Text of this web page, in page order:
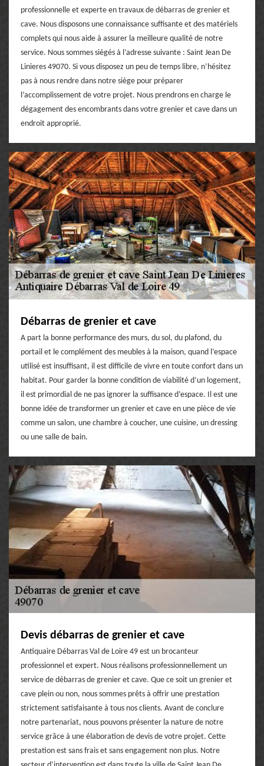
professionnelle et experte en travaux de débarras de grenier et
cave. Nous disposons une connaissance suffisante et des matériels
complets qui nous aide à assurer la meilleure qualité de notre
service. Nous sommes siégés à l’adresse suivante : Saint Jean De
Linieres 49070. Si vous disposez un peu de temps libre, n’hésitez
pas à nous rendre dans notre siège pour préparer
l’accomplissement de votre projet. Nous prendrons en charge le
dégagement des encombrants dans votre grenier et cave dans un
endroit approprié.
Débarras de grenier et cave
A part la bonne performance des murs, du sol, du plafond, du
portail et le complément des meubles à la maison, quand l’espace
utilisé est insuffisant, il est difficile de vivre en toute confort dans un
habitat. Pour garder la bonne condition de viabilité d’un logement,
il est primordial de ne pas ignorer la suffisance d’espace. Il est une
bonne idée de transformer un grenier et cave en une pièce de vie
comme un salon, une chambre à coucher, une cuisine, un dressing
ou une salle de bain.
Devis débarras de grenier et cave
Antiquaire Débarras Val de Loire 49 est un brocanteur
professionnel et expert. Nous réalisons professionnellement un
service de débarras de grenier et cave. Que ce soit un grenier et
cave plein ou non, nous sommes prêts à offrir une prestation
strictement satisfaisante à tous nos clients. Avant de conclure
notre partenariat, nous pouvons présenter la nature de notre
service grâce à une élaboration de devis de votre projet. Cette
prestation est sans frais et sans engagement non plus. Notre